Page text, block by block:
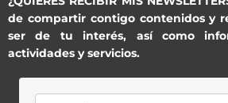
e
b
o
o
k
t
t
e
r
t
u
b
de compartir contigo contenidos y
ser de tu interés, así como
actividades y servicios.